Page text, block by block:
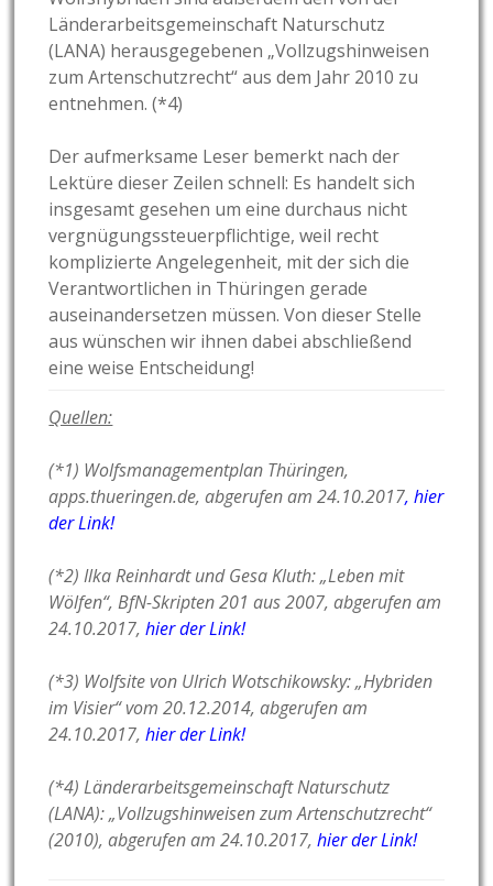
Länderarbeitsgemeinschaft Naturschutz
(LANA) herausgegebenen „Vollzugshinweisen
zum Artenschutzrecht“ aus dem Jahr 2010 zu
entnehmen. (*4)
Der aufmerksame Leser bemerkt nach der
Lektüre dieser Zeilen schnell: Es handelt sich
insgesamt gesehen um eine durchaus nicht
vergnügungssteuerpflichtige, weil recht
komplizierte Angelegenheit, mit der sich die
Verantwortlichen in Thüringen gerade
auseinandersetzen müssen. Von dieser Stelle
aus wünschen wir ihnen dabei abschließend
eine weise Entscheidung!
Quellen:
(*1) Wolfsmanagementplan Thüringen,
apps.thueringen.de, abgerufen am 24.10.2017, hier
der Link!
(*2) Ilka Reinhardt und Gesa Kluth: „Leben mit
Wölfen“, BfN-Skripten 201 aus 2007, abgerufen am
24.10.2017, hier der Link!
(*3) Wolfsite von Ulrich Wotschikowsky: „Hybriden
im Visier“ vom 20.12.2014, abgerufen am
24.10.2017,hier der Link!
(*4) Länderarbeitsgemeinschaft Naturschutz
(LANA): „Vollzugshinweisen zum Artenschutzrecht“
(2010), abgerufen am 24.10.2017,hier der Link!